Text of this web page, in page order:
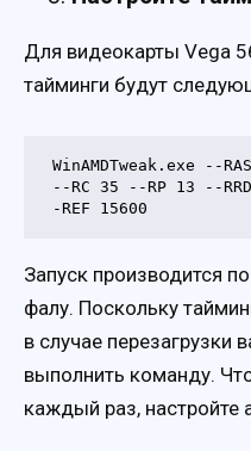
Для видеокарты Vega
тайминги будут
WinAMDTweak.exe --
--RC 35 --RP 13 --
-REF 15600
Запуск производится
фалу. Поскольку
в случае перезагрузки
выполнить команду.
каждый раз, настройте